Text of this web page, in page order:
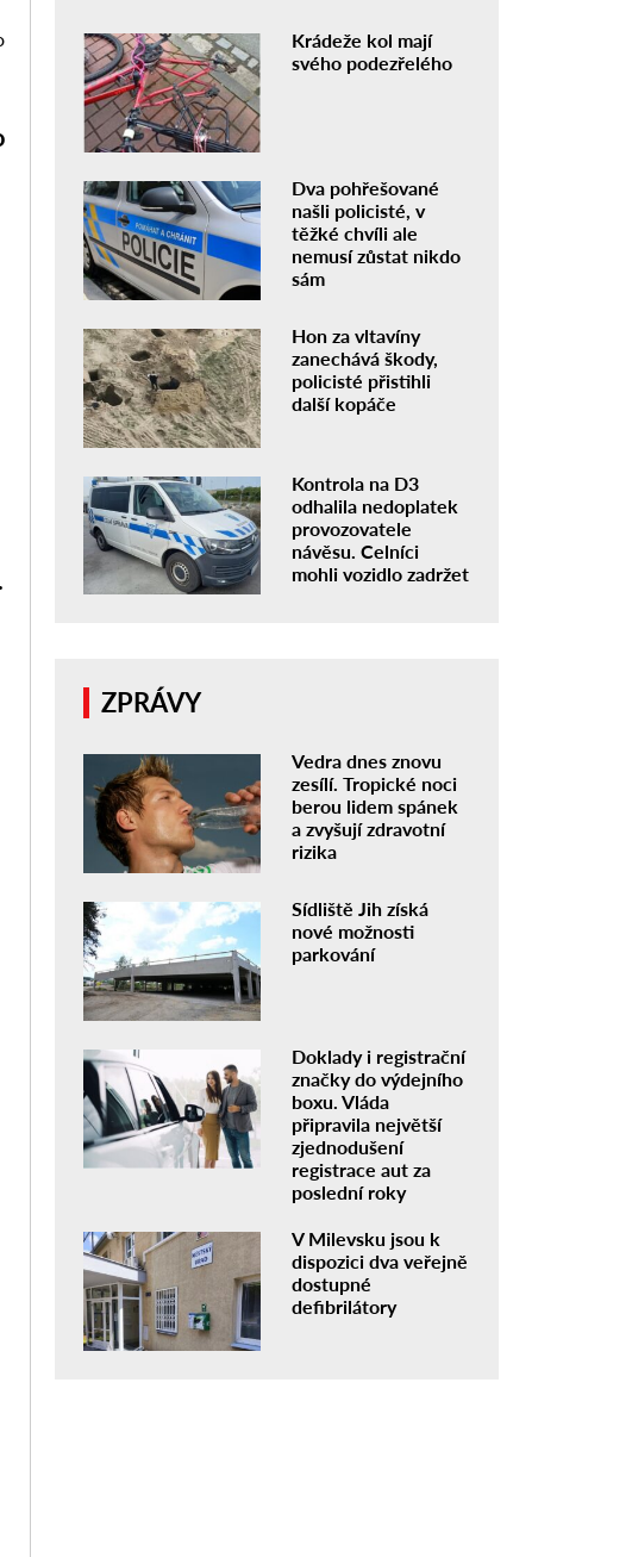
Krádeže kol mají
svého podezřelého
Dva pohřešované
našli policisté, v
těžké chvíli ale
nemusí zůstat nikdo
sám
Hon za vltavíny
zanechává škody,
policisté přistihli
další kopáče
Kontrola na D3
odhalila nedoplatek
provozovatele
návěsu. Celníci
mohli vozidlo zadržet
ZPRÁVY
Vedra dnes znovu
zesílí. Tropické noci
berou lidem spánek
a zvyšují zdravotní
rizika
Sídliště Jih získá
nové možnosti
parkování
Doklady i registrační
značky do výdejního
boxu. Vláda
připravila největší
zjednodušení
registrace aut za
poslední roky
V Milevsku jsou k
dispozici dva veřejně
dostupné
defibrilátory